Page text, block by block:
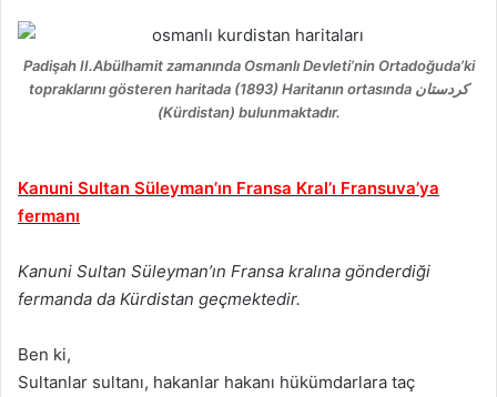
Padişah II.Abülhamit zamanında Osmanlı Devleti’nin Ortadoğuda’ki
topraklarını gösteren haritada (1893) Haritanın ortasında کردستان
(Kürdistan) bulunmaktadır.
Kanuni Sultan Süleyman’ın Fransa Kral’ı Fransuva’ya
fermanı
Kanuni Sultan Süleyman’ın Fransa kralına gönderdiği
fermanda da Kürdistan geçmektedir.
Ben ki,
Sultanlar sultanı, hakanlar hakanı hükümdarlara taç